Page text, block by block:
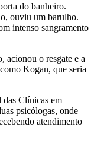
do banheiro.
ouviu um barulho.
intenso sangramento
acionou o resgate e a
Kogan, que seria
das Clínicas em
psicólogas, onde
atendimento